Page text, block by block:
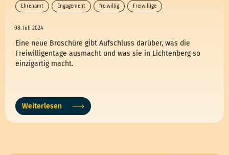
Ehrenamt Engagement freiwillig Freiwillige
08. Juli 2024
Eine neue Broschüre gibt Aufschluss darüber, was die
Freiwilligentage ausmacht und was sie in Lichtenberg so
einzigartig macht.
Weiterlesen